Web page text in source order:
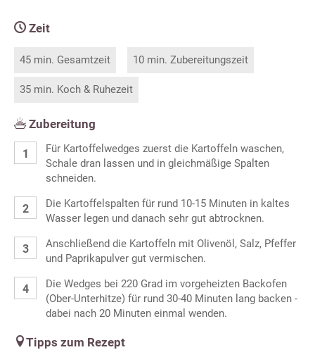
Zeit
45 min. Gesamtzeit 10 min. Zubereitungszeit
35 min. Koch & Ruhezeit
Zubereitung
Für Kartoffelwedges zuerst die Kartoffeln waschen,
Schale dran lassen und in gleichmäßige Spalten
schneiden.
Die Kartoffelspalten für rund 10-15 Minuten in kaltes
Wasser legen und danach sehr gut abtrocknen.
Anschließend die Kartoffeln mit Olivenöl, Salz, Pfeffer
und Paprikapulver gut vermischen.
Die Wedges bei 220 Grad im vorgeheizten Backofen
(Ober-Unterhitze) für rund 30-40 Minuten lang backen -
dabei nach 20 Minuten einmal wenden.
Tipps zum Rezept